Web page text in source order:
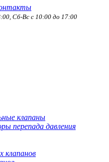
Сб-Вс с 10:00 до 17:00
клапаны
перепада давления
клапанов